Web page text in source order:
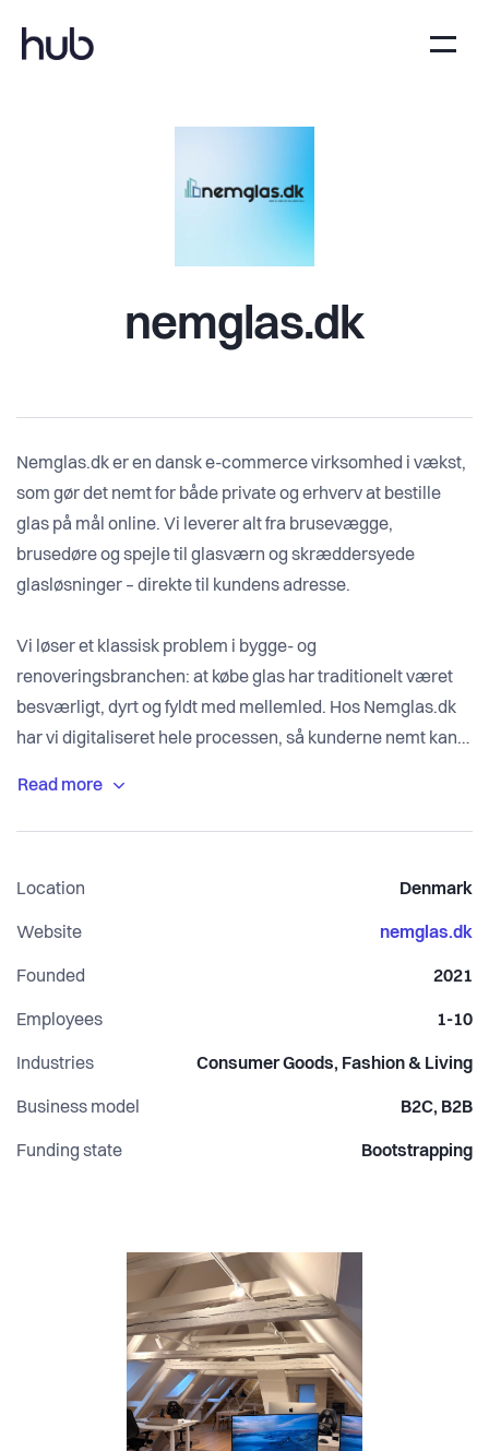
nemglas.dk
Nemglas.dk er en dansk e-commerce virksomhed i vækst,
som gør det nemt for både private og erhverv at bestille
glas på mål online. Vi leverer alt fra brusevægge,
brusedøre og spejle til glasværn og skræddersyede
glasløsninger – direkte til kundens adresse.
Vi løser et klassisk problem i bygge- og
renoveringsbranchen: at købe glas har traditionelt været
besværligt, dyrt og fyldt med mellemled. Hos Nemglas.dk
har vi digitaliseret hele processen, så kunderne nemt kan
gennemsigtighed, god service og høj kvalitet – leveret
hurtigt og til en fair pris.
Virksomheden drives fra Aarhus og vokser i øjeblikket
markant, med fokus på både B2C og B2B. Vi er et lille,
Location Denmark
Website nemglas.dk
Founded 2021
Employees 1-10
Industries Consumer Goods, Fashion & Living
Business model B2C, B2B
Funding state Bootstrapping